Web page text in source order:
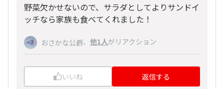
野菜欠かせないので、サラダとしてよりサンドイ
ッチなら家族も食べてくれました！
おさかな公爵、 他1人がリアクション
いいね 返信する